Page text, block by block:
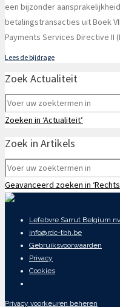
een bijzonder
betalingstransacties uit Boek
Payments Services Directive II
Lees de bijdrage
Zoek Actualiteit
Zoeken in ‘Actualiteit’
Zoek in Artikels
Geavanceerd zoeken in
Lefebvre Sarrut Belgium nv
info@rdc-tbh.be
Gebruiksvoorwaarden
Privacy
Cookies
Privacy voorkeuren beheren